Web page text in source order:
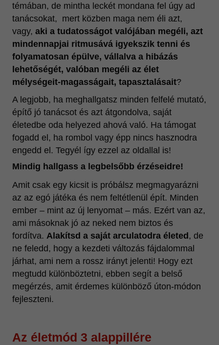
témában, de mintha leckét mondana fel úgy ad
tanácsokat, mert közben maga nem éli azt,
vagy, aki a tudatosságot valójában megéli, azt
mindennapjai ritmusává igyekszik tenni és
folyamatosan épülve, vállalva a hibázás
lehetőségét, valóban megéli az élet
mélységeit-magasságait, tapasztalásait?
A legjobb, ha meghallgatsz minden felfelé mutató,
építő jó tanácsot és azt átgondolva, saját
életedbe oda helyezed ahová való. Ha támogat
fogadd el, ha rombol vagy épp nincs hasznodra
engedd el. Tegyél így ezzel az oldallal is!
Mindig hallgass a legbelsőbb érzéseidre!
Amit csak egy kicsit is próbálsz megmagyarázni
az az egó játéka és nem feltétlenül épít. Minden
ember – mint az új lenyomat – más. Ezért van az,
ami másoknak jó az neked nem biztos és
fordítva. Alakítsd a saját arculatodra életed , de
ne feledd, hogy a kezdeti változás fájdalommal
járhat, ami nem a rossz irányt jelenti! Hogy ezt
megtudd különböztetni, ebben segít a belső
megérzés, amit érdemes különböző úton-módon
fejleszteni.
Az életmód 3 alappillére